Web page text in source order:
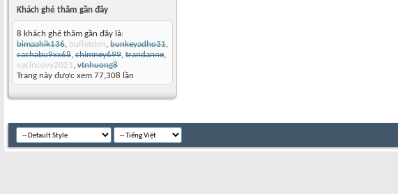
Khách ghé thăm gần đây
8 khách ghé thăm gần đây là:
bimaahik136, buffetdon, bunkeyadho31,
cachabu9xx68, chimney699, trandanne,
vacincovy2021, vtnhuong8
Trang này được xem 77,308 lần